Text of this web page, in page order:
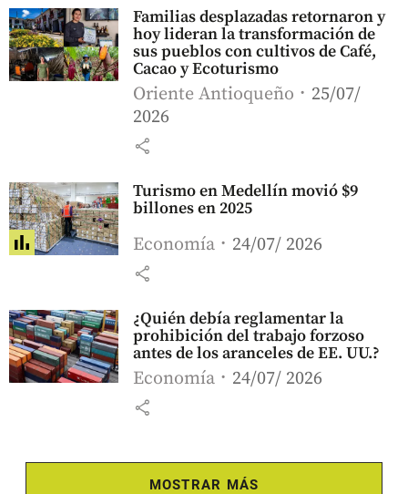
Familias desplazadas retornaron y
hoy lideran la transformación de
sus pueblos con cultivos de Café,
Cacao y Ecoturismo
Oriente Antioqueño
25/07/
2026
share
Turismo en Medellín movió $9
billones en 2025
Economía 24/07/ 2026
share
¿Quién debía reglamentar la
prohibición del trabajo forzoso
antes de los aranceles de EE. UU.?
Economía 24/07/ 2026
share
MOSTRAR MÁS